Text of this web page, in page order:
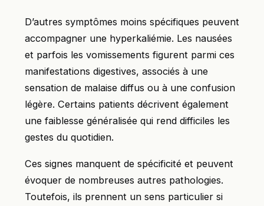
D’autres symptômes moins spécifiques peuvent
accompagner une hyperkaliémie. Les nausées
et parfois les vomissements figurent parmi ces
manifestations digestives, associés à une
sensation de malaise diffus ou à une confusion
légère. Certains patients décrivent également
une faiblesse généralisée qui rend difficiles les
gestes du quotidien.
Ces signes manquent de spécificité et peuvent
évoquer de nombreuses autres pathologies.
Toutefois, ils prennent un sens particulier si